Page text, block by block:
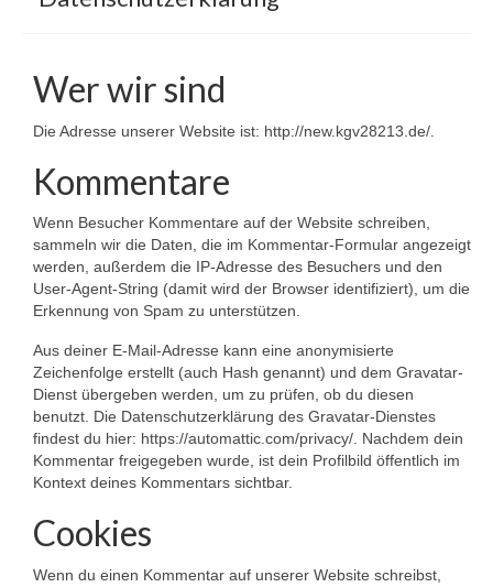
Newsletter
Kontakt
Wer wir sind
Die Adresse unserer Website ist: http://new.kgv28213.de/.
Kommentare
Wenn Besucher Kommentare auf der Website schreiben,
sammeln wir die Daten, die im Kommentar-Formular angezeigt
werden, außerdem die IP-Adresse des Besuchers und den
User-Agent-String (damit wird der Browser identifiziert), um die
Erkennung von Spam zu unterstützen.
Aus deiner E-Mail-Adresse kann eine anonymisierte
Zeichenfolge erstellt (auch Hash genannt) und dem Gravatar-
Dienst übergeben werden, um zu prüfen, ob du diesen
benutzt. Die Datenschutzerklärung des Gravatar-Dienstes
findest du hier: https://automattic.com/privacy/. Nachdem dein
Kommentar freigegeben wurde, ist dein Profilbild öffentlich im
Kontext deines Kommentars sichtbar.
Cookies
Wenn du einen Kommentar auf unserer Website schreibst,